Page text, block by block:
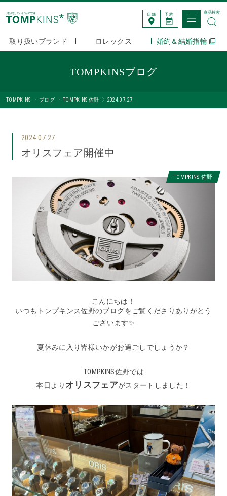
店舗 予約
取り扱いブランド ロレックス 婚約＆結婚指輪
商品検索
TOMPKINSブログ
TOMPKINS ブログ TOMPKINS 佐野 2024.07.27
2024.07.27
オリスフェア開催中
TOMPKINS 佐野
こんにちは！
いつもトンプキンス佐野のブログをご覧くださりありがとう
ございます✨
夏休みに入り皆様いかがお過ごしでしょうか？
TOMPKINS佐野では
本日より オリスフェアがスタートしました！